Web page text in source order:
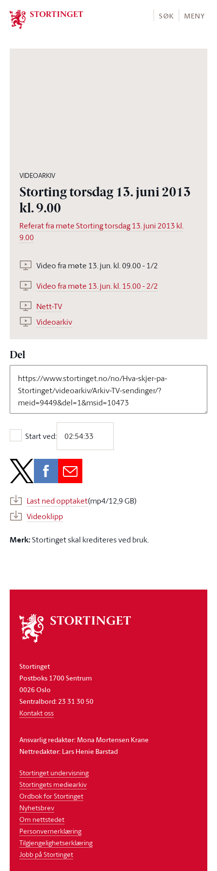
Stortinget.no
SØK MENY
VIDEOARKIV
Storting torsdag 13. juni 2013
kl. 9.00
Referat fra møte Storting torsdag 13. juni 2013 kl.
9.00
Video fra møte 13. jun. kl. 09.00 - 1/2
Video fra møte 13. jun. kl. 15.00 - 2/2
Nett-TV
Videoarkiv
Del
Start ved:
Start ved:
Last ned opptaket(mp4/12,9 GB)
Videoklipp
Merk:Stortinget skal krediteres ved bruk.
Om
stortinget
Stortinget
Postboks 1700 Sentrum
0026 Oslo
Sentralbord: 23 31 30 50
Kontakt oss
Ansvarlig redaktør: Mona Mortensen Krane
Nettredaktør: Lars Henie Barstad
Stortinget undervisning
Stortingets mediearkiv
Ordbok for Stortinget
Nyhetsbrev
Om nettstedet
Personvernerklæring
Tilgjengelighetserklæring
Jobb på Stortinget